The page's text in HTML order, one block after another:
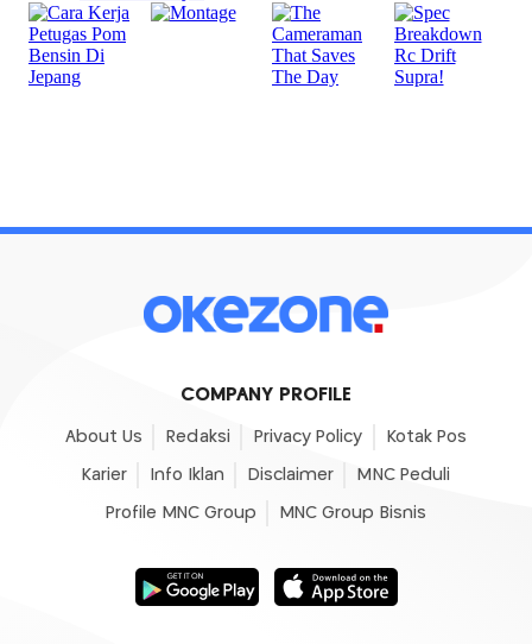
COMPANY PROFILE
About Us Redaksi Privacy Policy Kotak Pos
Karier Info Iklan Disclaimer MNC Peduli
Profile MNC Group MNC Group Bisnis